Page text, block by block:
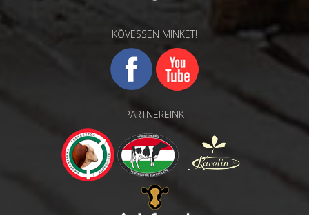
KÖVESSEN MINKET!
PARTNEREINK